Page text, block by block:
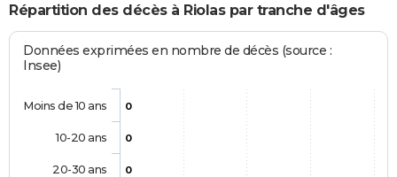
Répartition des décès à Riolas par tranche d'âges
Données exprimées en nombre de décès (source :
Insee)
0
0
0
Moins de 10 ans
10-20 ans
20-30 ans